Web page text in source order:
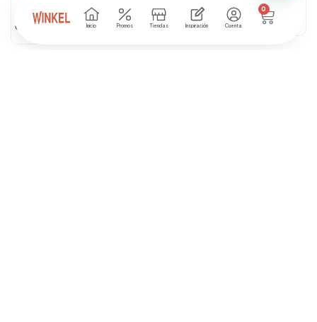
Inicio Promos Tiendas Inspiración Cuenta
0
₲